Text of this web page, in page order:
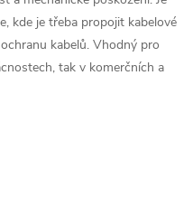
kde je třeba propojit kabelové
kabelů. Vhodný pro
tak v komerčních a